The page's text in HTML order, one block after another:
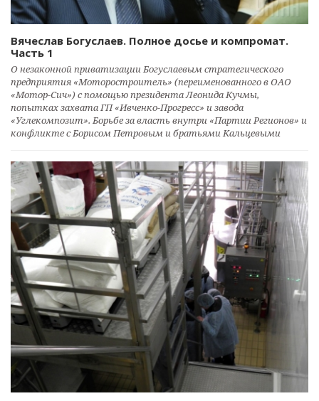
Вячеслав Богуслаев. Полное досье и компромат.
Часть 1
О незаконной приватизации Богуслаевым стратегического
предприятия «Моторостроитель» (переименованного в ОАО
«Мотор-Сич») с помощью президента Леонида Кучмы,
попытках захвата ГП «Ивченко-Прогресс» и завода
«Углекомпозит». Борьбе за власть внутри «Партии Регионов» и
конфликте с Борисом Петровым и братьями Кальцевыми